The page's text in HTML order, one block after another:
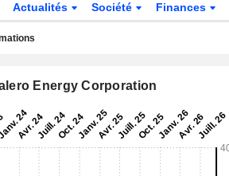
Actualités Société Finances
Energy Corporation